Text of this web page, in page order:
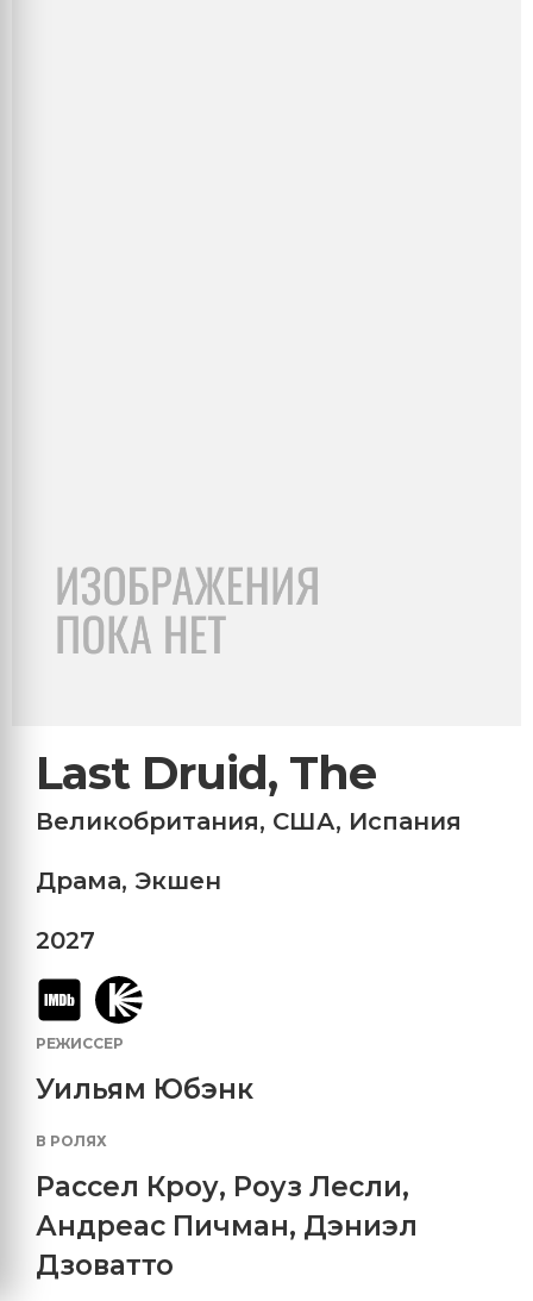
Last Druid, The
Великобритания, США, Испания
Драма, Экшен
2027
РЕЖИССЕР
Уильям Юбэнк
В РОЛЯХ
Рассел Кроу, Роуз Лесли,
Андреас Пичман, Дэниэл
Дзоватто